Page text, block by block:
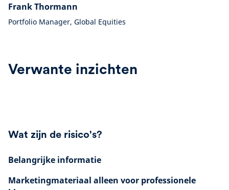
Frank Thormann
Portfolio Manager, Global Equities
Verwante inzichten
Wat zijn de risico's?
Belangrijke informatie
Marketingmateriaal alleen voor professionele